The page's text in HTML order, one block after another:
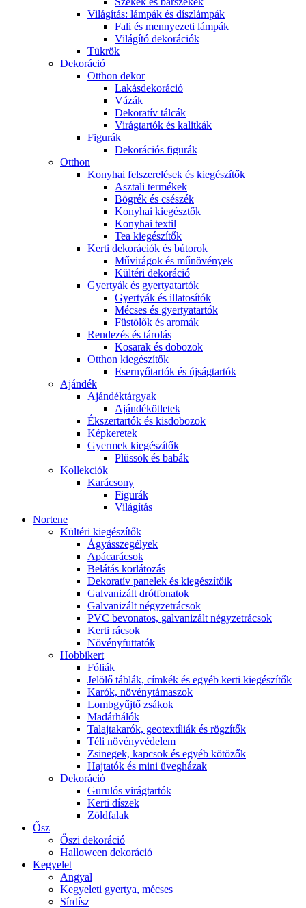
Világítás: lámpák és díszlámpák
Fali és mennyezeti lámpák
Világító dekorációk
Tükrök
Dekoráció
Otthon dekor
Lakásdekoráció
Vázák
Dekoratív tálcák
Virágtartók és kalitkák
Figurák
Dekorációs figurák
Otthon
Konyhai felszerelések és kiegészítők
Asztali termékek
Bögrék és csészék
Konyhai kiegésztők
Konyhai textil
Tea kiegészítők
Kerti dekorációk és bútorok
Művirágok és műnövények
Kültéri dekoráció
Gyertyák és gyertyatartók
Gyertyák és illatosítók
Mécses és gyertyatartók
Füstölők és aromák
Rendezés és tárolás
Kosarak és dobozok
Otthon kiegészítők
Esernyőtartók és újságtartók
Ajándék
Ajándéktárgyak
Ajándékötletek
Ékszertartók és kisdobozok
Képkeretek
Gyermek kiegészítők
Plüssök és babák
Kollekciók
Karácsony
Figurák
Világítás
Nortene
Kültéri kiegészítők
Ágyásszegélyek
Apácarácsok
Belátás korlátozás
Dekoratív panelek és kiegészítőik
Galvanizált drótfonatok
Galvanizált négyzetrácsok
PVC bevonatos, galvanizált négyzetrácsok
Kerti rácsok
Növényfuttatók
Hobbikert
Fóliák
Jelölő táblák, címkék és egyéb kerti kiegészítők
Karók, növénytámaszok
Lombgyűjtő zsákok
Madárhálók
Talajtakarók, geotextíliák és rögzítők
Téli növényvédelem
Zsinegek, kapcsok és egyéb kötözők
Hajtatók és mini üvegházak
Dekoráció
Gurulós virágtartók
Kerti díszek
Zöldfalak
Ősz
Őszi dekoráció
Halloween dekoráció
Kegyelet
Angyal
Kegyeleti gyertya, mécses
Sírdísz